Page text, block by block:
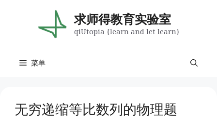
求师得教育实验室
qiUtopia {learn and let learn}
菜单
无穷递缩等比数列的物理题